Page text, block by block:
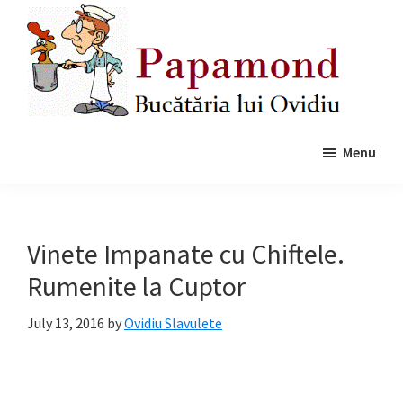
main
content
primary
sidebar
Menu
Vinete Impanate cu Chiftele.
Rumenite la Cuptor
July 13, 2016 byOvidiu Slavulete